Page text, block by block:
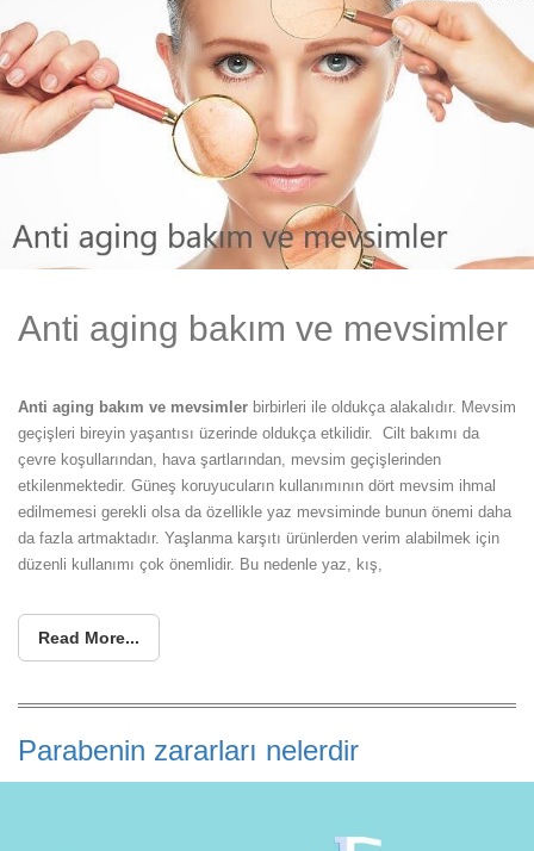
Anti aging bakım ve mevsimler
Anti aging bakım ve mevsimler birbirleri ile oldukça alakalıdır. Mevsim
geçişleri bireyin yaşantısı üzerinde oldukça etkilidir. Cilt bakımı da
çevre koşullarından, hava şartlarından, mevsim geçişlerinden
etkilenmektedir. Güneş koruyucuların kullanımının dört mevsim ihmal
edilmemesi gerekli olsa da özellikle yaz mevsiminde bunun önemi daha
da fazla artmaktadır. Yaşlanma karşıtı ürünlerden verim alabilmek için
düzenli kullanımı çok önemlidir. Bu nedenle yaz, kış,
Read More...
Parabenin zararları nelerdir